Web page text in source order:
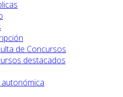
de Concursos
destacados